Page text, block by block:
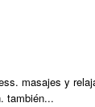
masajes y
también...